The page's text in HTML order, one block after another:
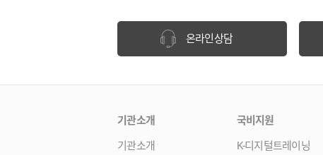
온라인상담
기관소개
기관소개
국비지원
K-디지털트레이닝